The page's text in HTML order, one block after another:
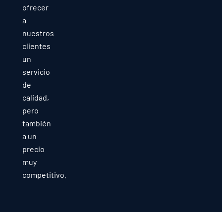
ofrecer
a
nuestros
clientes
un
servicio
de
calidad,
pero
también
a un
precio
muy
competitivo.